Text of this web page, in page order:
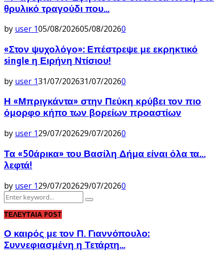
θρυλικό τραγούδι που...
by user 105/08/202605/08/20260
«Στον ψυχολόγο»: Επέστρεψε με εκρηκτικό
single η Ειρήνη Ντίσιου!
by user 131/07/202631/07/20260
Η «Μπριγκάντα» στην Πεύκη κρύβει τον πιο
όμορφο κήπο των βορείων προαστίων
by user 129/07/202629/07/20260
Τα «50άρικα» του Βασίλη Δήμα είναι όλα τα…
λεφτά!
by user 129/07/202629/07/20260
Search
for:
Search
ΤΕΛΕΥΤΑΙΑ POST
Ο καιρός με τον Π. Γιαννόπουλο:
Συννεφιασμένη η Τετάρτη...